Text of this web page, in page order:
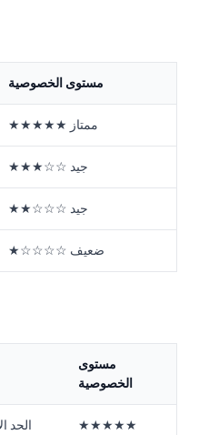
مستوى الخصوصية
★★★★★ ممتاز
★★★☆☆ جيد
★★☆☆☆ جيد
★☆☆☆☆ ضعيف
مستوى
الخصوصية
الحد
★★★★★